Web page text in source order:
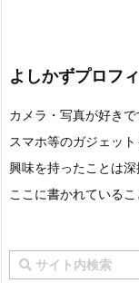
よしかずプロフ
カメラ・写真が好きで
スマホ等のガジェット
興味を持ったことは深
ここに書かれている